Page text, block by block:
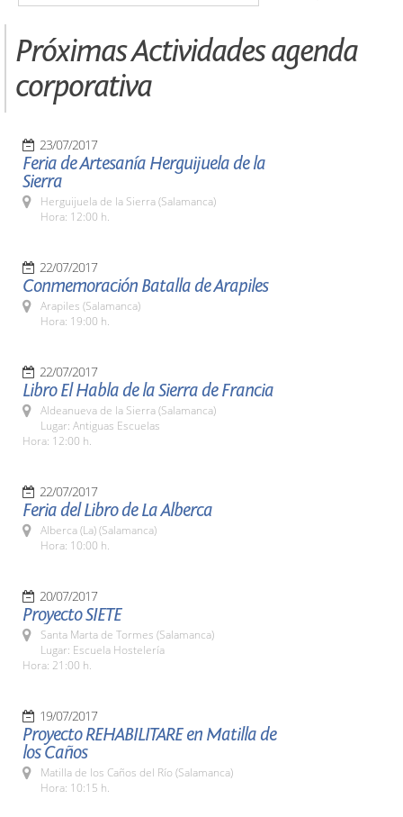
Próximas Actividades agenda
corporativa
23/07/2017
Feria de Artesanía Herguijuela de la
Sierra
Herguijuela de la Sierra (Salamanca)
Hora: 12:00 h.
22/07/2017
Conmemoración Batalla de Arapiles
Arapiles (Salamanca)
Hora: 19:00 h.
22/07/2017
Libro El Habla de la Sierra de Francia
Aldeanueva de la Sierra (Salamanca)
Lugar: Antiguas Escuelas
Hora: 12:00 h.
22/07/2017
Feria del Libro de La Alberca
Alberca (La) (Salamanca)
Hora: 10:00 h.
20/07/2017
Proyecto SIETE
Santa Marta de Tormes (Salamanca)
Lugar: Escuela Hostelería
Hora: 21:00 h.
19/07/2017
Proyecto REHABILITARE en Matilla de
los Caños
Matilla de los Caños del Río (Salamanca)
Hora: 10:15 h.